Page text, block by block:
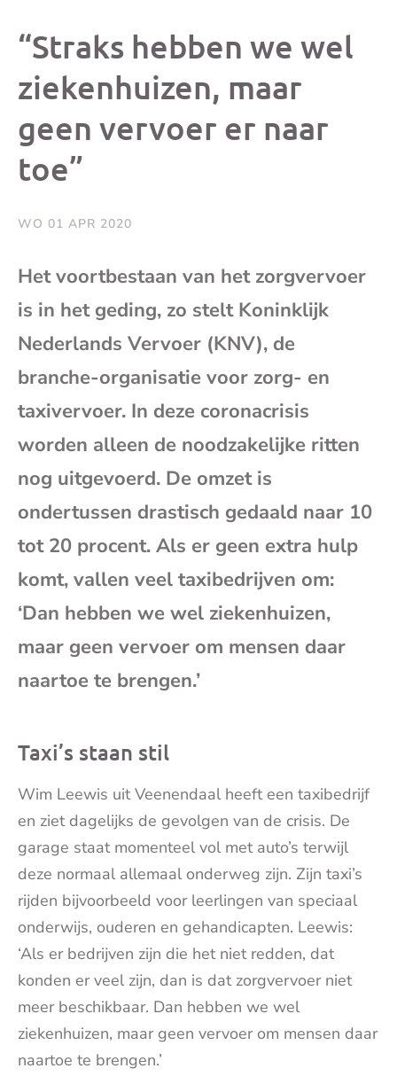
op op op
“Straks hebben we wel
ziekenhuizen, maar
geen vervoer er naar
toe”
WO 01 APR 2020
Het voortbestaan van het zorgvervoer
is in het geding, zo stelt Koninklijk
Nederlands Vervoer (KNV), de
branche-organisatie voor zorg- en
taxivervoer. In deze coronacrisis
worden alleen de noodzakelijke ritten
nog uitgevoerd. De omzet is
ondertussen drastisch gedaald naar 10
tot 20 procent. Als er geen extra hulp
komt, vallen veel taxibedrijven om:
‘Dan hebben we wel ziekenhuizen,
maar geen vervoer om mensen daar
naartoe te brengen.’
Taxi’s staan stil
Wim Leewis uit Veenendaal heeft een taxibedrijf
en ziet dagelijks de gevolgen van de crisis. De
garage staat momenteel vol met auto’s terwijl
deze normaal allemaal onderweg zijn. Zijn taxi’s
rijden bijvoorbeeld voor leerlingen van speciaal
onderwijs, ouderen en gehandicapten. Leewis:
‘Als er bedrijven zijn die het niet redden, dat
konden er veel zijn, dan is dat zorgvervoer niet
meer beschikbaar. Dan hebben we wel
ziekenhuizen, maar geen vervoer om mensen daar
naartoe te brengen.’